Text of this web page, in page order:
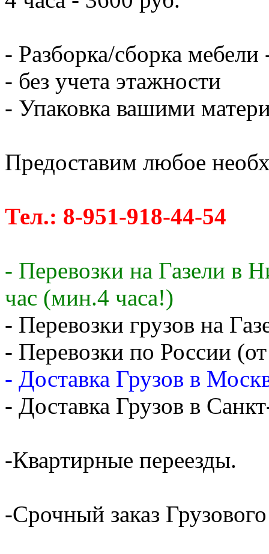
- Разборка/сборка мебели
- без учета этажности
- Упаковка вашими
Предоставим любое
Тел.: 8-951-918-44-54
- Перевозки на Газели в
час (мин.4 часа!)
- Перевозки грузов на
- Перевозки по России
- Доставка Грузов в
- Доставка Грузов в
-Квартирные переезды.
-Срочный заказ